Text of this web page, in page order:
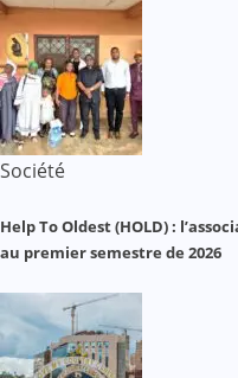
Société
Help To Oldest (HOLD) :
au premier semestre de 2026